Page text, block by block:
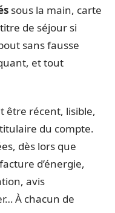
sous la main, carte
de séjour si
sans fausse
et tout
être récent, lisible,
du compte.
dès lors que
d’énergie,
avis
À chacun de